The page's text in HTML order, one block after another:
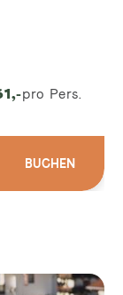
pro Pers.
BUCHEN